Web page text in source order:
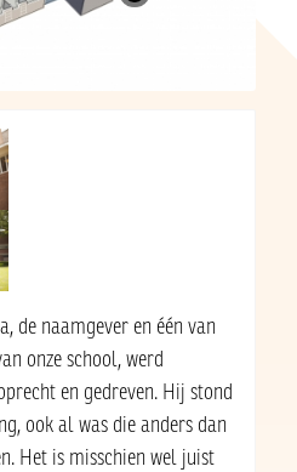
de naamgever en één van
onze school, werd
en gedreven. Hij stond
ook al was die anders dan
Het is misschien wel juist